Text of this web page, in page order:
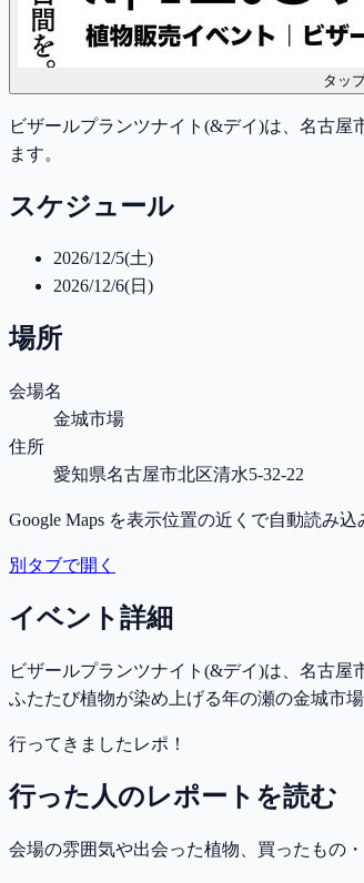
タッ
ビザールプランツナイト(&デイ)は、名古
ます。
スケジュール
2026/12/5(土)
2026/12/6(日)
場所
会場名
金城市場
住所
愛知県名古屋市北区清水5-32-22
Google Maps を表示位置の近くで自動読み込
別タブで開く
イベント詳細
ビザールプランツナイト(&デイ)は、名古屋
ふたたび植物が染め上げる年の瀬の金城市
行ってきましたレポ！
行った人のレポートを読む
会場の雰囲気や出会った植物、買ったもの